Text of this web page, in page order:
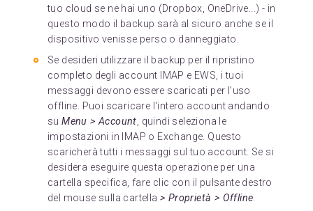
tuo cloud se ne hai uno (Dropbox, OneDrive...) - in
questo modo il backup sarà al sicuro anche se il
dispositivo venisse perso o danneggiato.
Se desideri utilizzare il backup per il ripristino
completo degli account IMAP e EWS, i tuoi
messaggi devono essere scaricati per l'uso
offline. Puoi scaricare l'intero account andando
suMenu > Account, quindi seleziona le
impostazioni in IMAP o Exchange. Questo
scaricherà tutti i messaggi sul tuo account. Se si
desidera eseguire questa operazione per una
cartella specifica, fare clic con il pulsante destro
del mouse sulla cartella > Proprietà > Offline.